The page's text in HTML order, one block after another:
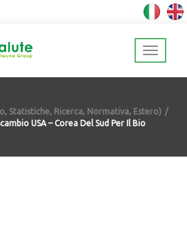
Statistiche, Ricerca, Normativa, Estero)
USA – Corea Del Sud Per Il Bio